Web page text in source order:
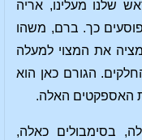
שלנו מעלינו, אריה
פוסעים כך. ברם, משהו
את המצוי למעלה
הגורם כאן הוא
האספקטים האלה.
בסימבולים כאלה,